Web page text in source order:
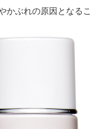
かぶれの原因となる